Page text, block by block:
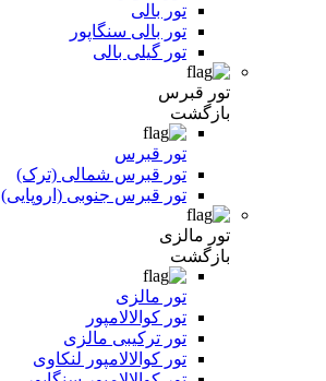
تور بالی
تور بالی سنگاپور
تور گیلی بالی
تور قبرس
بازگشت
تور قبرس
تور قبرس شمالی (ترک)
تور قبرس جنوبی (اروپایی)
تور مالزی
بازگشت
تور مالزی
تور کوالالامپور
تور ترکیبی مالزی
تور کوالالامپور لنکاوی